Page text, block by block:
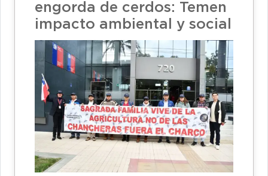
engorda de cerdos: Temen
impacto ambiental y social